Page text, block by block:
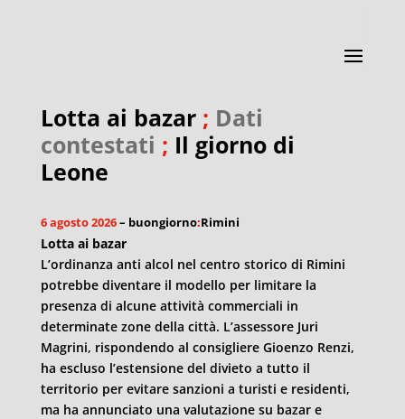
Lotta ai bazar; Dati
contestati ; Il giorno di
Leone
6 agosto 2026– buongiorno:Rimini
Lotta ai bazar
L’ordinanza anti alcol nel centro storico di Rimini
potrebbe diventare il modello per limitare la
presenza di alcune attività commerciali in
determinate zone della città. L’assessore Juri
Magrini, rispondendo al consigliere Gioenzo Renzi,
ha escluso l’estensione del divieto a tutto il
territorio per evitare sanzioni a turisti e residenti,
ma ha annunciato una valutazione su bazar e